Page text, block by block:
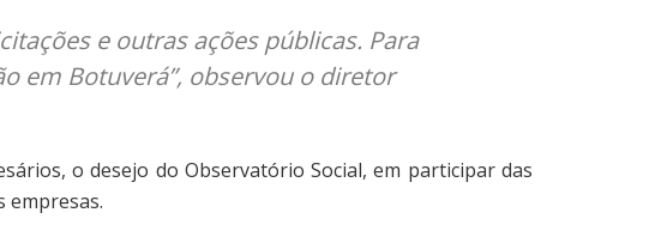
e outras ações públicas. Para
em Botuverá”, observou o diretor
o desejo do Observatório Social, em participar das
empresas.